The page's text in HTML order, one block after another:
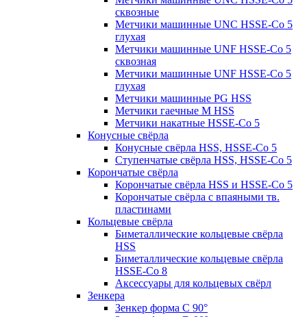
сквозные
Метчики машинные UNC HSSE-Co 5
глухая
Метчики машинные UNF HSSE-Co 5
сквозная
Метчики машинные UNF HSSE-Co 5
глухая
Метчики машинные PG HSS
Метчики гаечные M HSS
Метчики накатные HSSE-Co 5
Конусные свёрла
Конусные свёрла HSS, HSSE-Co 5
Ступенчатые свёрла HSS, HSSE-Co 5
Корончатые свёрла
Корончатые свёрла HSS и HSSE-Co 5
Корончатые свёрла с впаяными тв.
пластинами
Кольцевые свёрла
Биметаллические кольцевые свёрла
HSS
Биметаллические кольцевые свёрла
HSSE-Co 8
Аксессуары для кольцевых свёрл
Зенкера
Зенкер форма С 90°